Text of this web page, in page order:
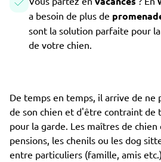
a besoin de plus de
sont la solution parfaite pour
de votre chien.
De temps en temps, il arrive de ne
de son chien et d'être contraint de
pour la garde. Les maîtres de
pensions, les chenils ou les dog
entre particuliers (famille, amis